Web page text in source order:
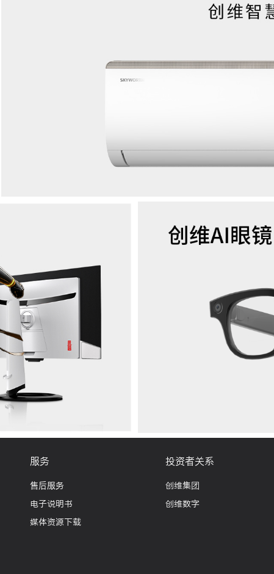
服务
售后服务
电子说明书
媒体资源下载
投资者关系
创维集团
创维数字